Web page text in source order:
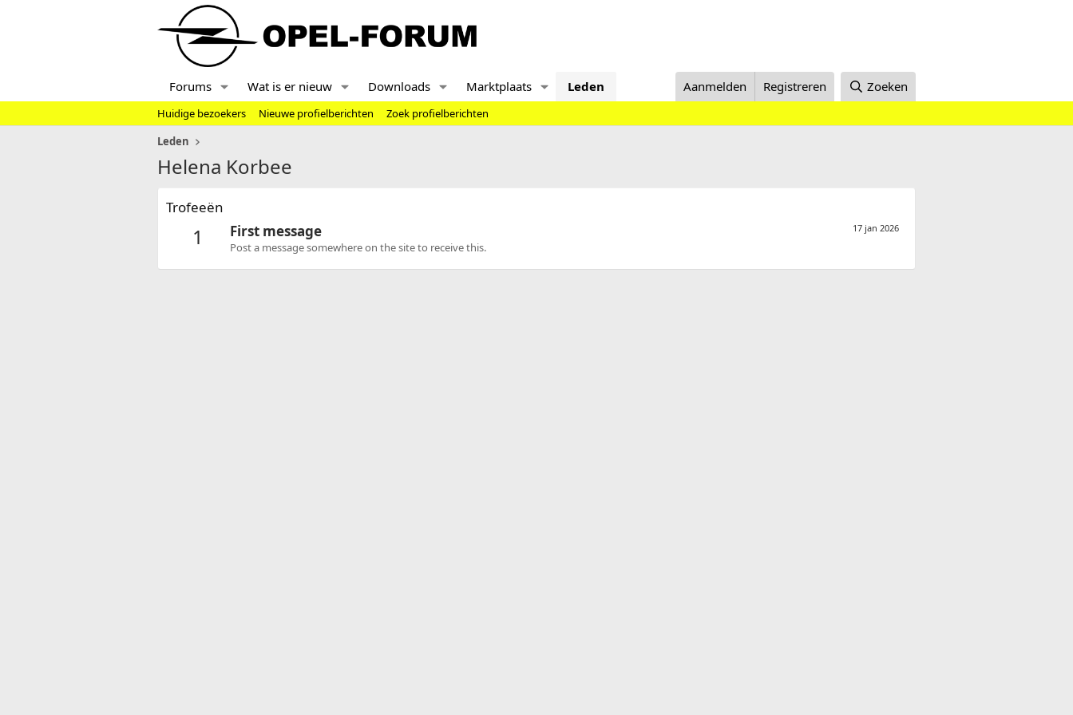
Forums Wat is er nieuw Downloads Marktplaats Leden Aanmelden Registreren Zoeken
Huidige bezoekers Nieuwe profielberichten
Zoek profielberichten
Leden
Helena Korbee
Trofeeën
1 17 jan 2026
First message
Post a message somewhere on the site to receive this.